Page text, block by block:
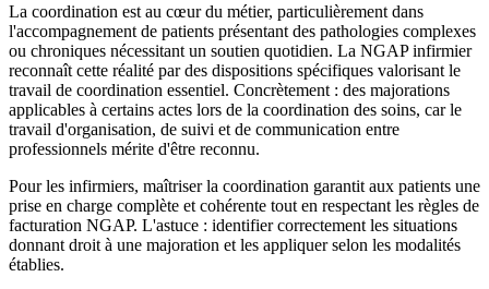
La coordination est au cœur du métier, particulièrement dans
l'accompagnement de patients présentant des pathologies complexes
ou chroniques nécessitant un soutien quotidien. La NGAP infirmier
reconnaît cette réalité par des dispositions spécifiques valorisant le
travail de coordination essentiel. Concrètement : des majorations
applicables à certains actes lors de la coordination des soins, car le
travail d'organisation, de suivi et de communication entre
professionnels mérite d'être reconnu.
Pour les infirmiers, maîtriser la coordination garantit aux patients une
prise en charge complète et cohérente tout en respectant les règles de
facturation NGAP. L'astuce : identifier correctement les situations
donnant droit à une majoration et les appliquer selon les modalités
établies.